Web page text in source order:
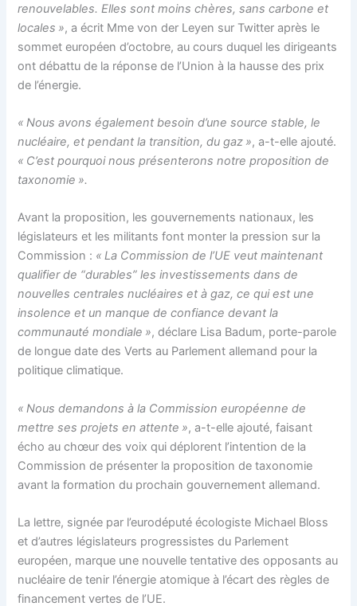
renouvelables. Elles sont moins chères, sans carbone et
locales », a écrit Mme von der Leyen sur Twitter après le
sommet européen d’octobre, au cours duquel les dirigeants
ont débattu de la réponse de l’Union à la hausse des prix
de l’énergie.
« Nous avons également besoin d’une source stable, le
nucléaire, et pendant la transition, du gaz », a-t-elle ajouté.
« C’est pourquoi nous présenterons notre proposition de
taxonomie ».
Avant la proposition, les gouvernements nationaux, les
législateurs et les militants font monter la pression sur la
Commission : « La Commission de l’UE veut maintenant
qualifier de “durables” les investissements dans de
nouvelles centrales nucléaires et à gaz, ce qui est une
insolence et un manque de confiance devant la
communauté mondiale », déclare Lisa Badum, porte-parole
de longue date des Verts au Parlement allemand pour la
politique climatique.
« Nous demandons à la Commission européenne de
mettre ses projets en attente », a-t-elle ajouté, faisant
écho au chœur des voix qui déplorent l’intention de la
Commission de présenter la proposition de taxonomie
avant la formation du prochain gouvernement allemand.
La lettre, signée par l’eurodéputé écologiste Michael Bloss
et d’autres législateurs progressistes du Parlement
européen, marque une nouvelle tentative des opposants au
nucléaire de tenir l’énergie atomique à l’écart des règles de
financement vertes de l’UE.